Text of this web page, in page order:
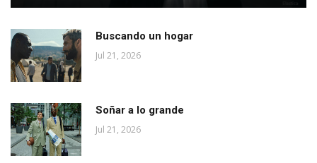
Buscando un hogar
Jul 21, 2026
Soñar a lo grande
Jul 21, 2026